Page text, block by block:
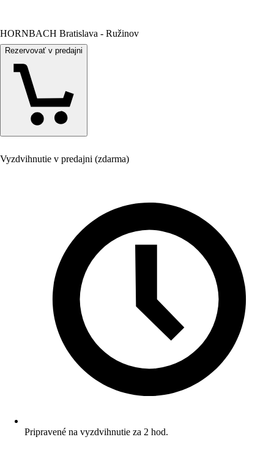
HORNBACH Bratislava - Ružinov
Rezervovať v predajni
Vyzdvihnutie v predajni (zdarma)
Pripravené na vyzdvihnutie za 2 hod.